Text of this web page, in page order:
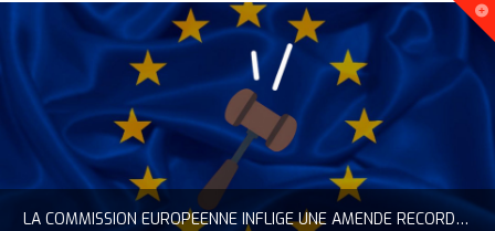
LA COMMISSION EUROPÉENNE INFLIGE UNE AMENDE RECORD À GOOGLE